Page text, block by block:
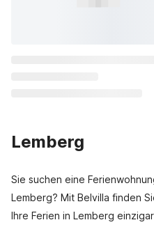
Lemberg
Sie suchen eine
Lemberg? Mit Belvilla finden
Ihre Ferien in Lemberg